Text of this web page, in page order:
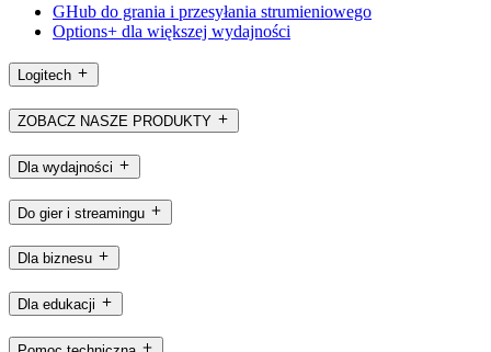
GHub do grania i przesyłania strumieniowego
Options+ dla większej wydajności
Logitech
ZOBACZ NASZE PRODUKTY
Dla wydajności
Do gier i streamingu
Dla biznesu
Dla edukacji